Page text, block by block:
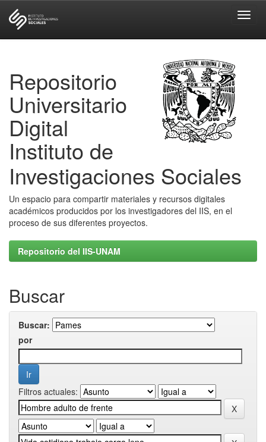
Repositorio
Universitario
Digital
Instituto de
Investigaciones Sociales
Un espacio para compartir materiales y recursos digitales
académicos producidos por los investigadores del IIS, en el
proceso de sus diferentes proyectos.
Repositorio del IIS-UNAM
Buscar
Buscar:
por
Filtros actuales: